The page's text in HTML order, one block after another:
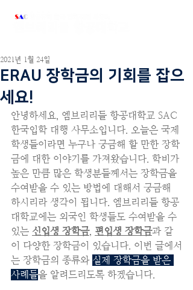
ERAU 장학금의 기회를 잡으
세요!
2021년 1월 24일
안녕하세요, 엠브리리들 항공대학교 SAC
한국입학 대행 사무소입니다. 오늘은 국제
학생들이라면 누구나 궁금해 할 만한 장학
금에 대한 이야기를 가져왔습니다. 학비가
높은 만큼 많은 학생분들께서는 장학금을
수여받을 수 있는 방법에 대해서 궁금해
하시리라 생각이 됩니다. 엠브리리들 항공
대학교에는 외국인 학생들도 수여받을 수
있는 신입생 장학금, 편입생 장학금과 같
이 다양한 장학금이 있습니다. 이번 글에서
는 장학금의 종류와 실제 장학금을 받은
사례들을 알려드리도록 하겠습니다.